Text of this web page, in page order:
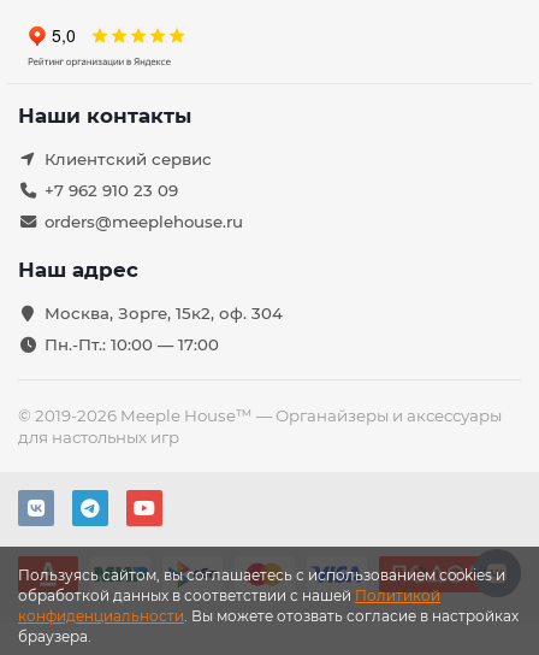
Пользуясь сайтом, вы соглашаетесь с использованием cookies и
обработкой данных в соответствии с нашей Политикой
конфиденциальности. Вы можете отозвать согласие в настройках
браузера.
Наши контакты
Клиентский сервис
+7 962 910 23 09
orders@meeplehouse.ru
Наш адрес
Москва, Зорге, 15к2, оф. 304
Пн.-Пт.: 10:00 — 17:00
© 2019-2026 Meeple House™ — Органайзеры и аксессуары
для настольных игр